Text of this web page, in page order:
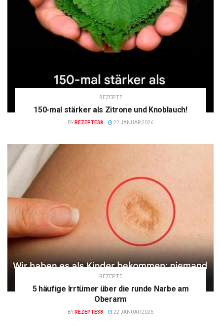
REZEPTE
150-mal stärker als Zitrone und Knoblauch!
BY REZEPTE38 22 JANUAR 2026
REZEPTE
5 häufige Irrtümer über die runde Narbe am
Oberarm
BY REZEPTE38 22 JANUAR 2026